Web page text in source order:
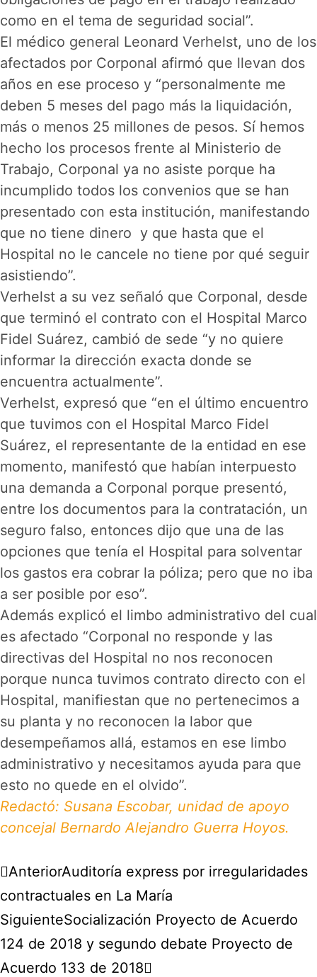
como en el tema de seguridad social”.
El médico general Leonard Verhelst, uno de los
afectados por Corponal afirmó que llevan dos
años en ese proceso y “personalmente me
deben 5 meses del pago más la liquidación,
más o menos 25 millones de pesos. Sí hemos
hecho los procesos frente al Ministerio de
Trabajo, Corponal ya no asiste porque ha
incumplido todos los convenios que se han
presentado con esta institución, manifestando
que no tiene dinero y que hasta que el
Hospital no le cancele no tiene por qué seguir
asistiendo”.
Verhelst a su vez señaló que Corponal, desde
que terminó el contrato con el Hospital Marco
Fidel Suárez, cambió de sede “y no quiere
informar la dirección exacta donde se
encuentra actualmente”.
Verhelst, expresó que “en el último encuentro
que tuvimos con el Hospital Marco Fidel
Suárez, el representante de la entidad en ese
momento, manifestó que habían interpuesto
una demanda a Corponal porque presentó,
entre los documentos para la contratación, un
seguro falso, entonces dijo que una de las
opciones que tenía el Hospital para solventar
los gastos era cobrar la póliza; pero que no iba
a ser posible por eso”.
Además explicó el limbo administrativo del cual
es afectado “Corponal no responde y las
directivas del Hospital no nos reconocen
porque nunca tuvimos contrato directo con el
Hospital, manifiestan que no pertenecimos a
su planta y no reconocen la labor que
desempeñamos allá, estamos en ese limbo
administrativo y necesitamos ayuda para que
esto no quede en el olvido”.
Redactó: Susana Escobar, unidad de apoyo
concejal Bernardo Alejandro Guerra Hoyos.
AnteriorAuditoría express por irregularidades
contractuales en La María
SiguienteSocialización Proyecto de Acuerdo
124 de 2018 y segundo debate Proyecto de
Acuerdo 133 de 2018